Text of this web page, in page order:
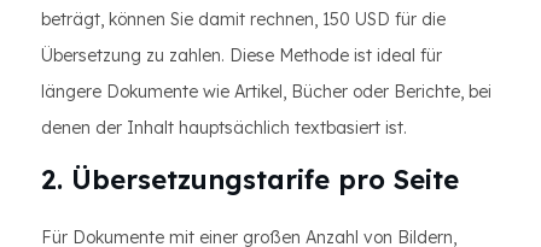
beträgt, können Sie damit rechnen, 150 USD für die
Übersetzung zu zahlen. Diese Methode ist ideal für
längere Dokumente wie Artikel, Bücher oder Berichte, bei
denen der Inhalt hauptsächlich textbasiert ist.
2. Übersetzungstarife pro Seite
Für Dokumente mit einer großen Anzahl von Bildern,